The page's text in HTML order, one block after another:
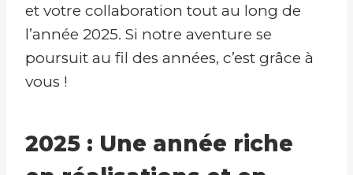
et votre collaboration tout au long de
l’année 2025. Si notre aventure se
poursuit au fil des années, c’est grâce à
vous !
2025 : Une année riche